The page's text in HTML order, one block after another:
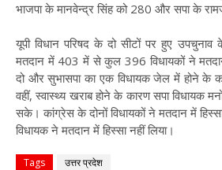
भाजपा के मानवेन्द्र सिंह को 280 और सपा के
यूपी विधान परिषद के दो सीटों पर हुए उपचुनाव
मतदान में 403 में से कुल 396 विधायकों ने मतदान
दो और सुभासपा का एक विधायक जेल में होने के
वहीं, स्वास्थ्य खराब होने के कारण सपा विधायक
सके। कांग्रेस के दोनों विधायकों ने मतदान में
विधायक ने मतदान में हिस्सा नहीं लिया।
Tags उत्तर प्रदेश